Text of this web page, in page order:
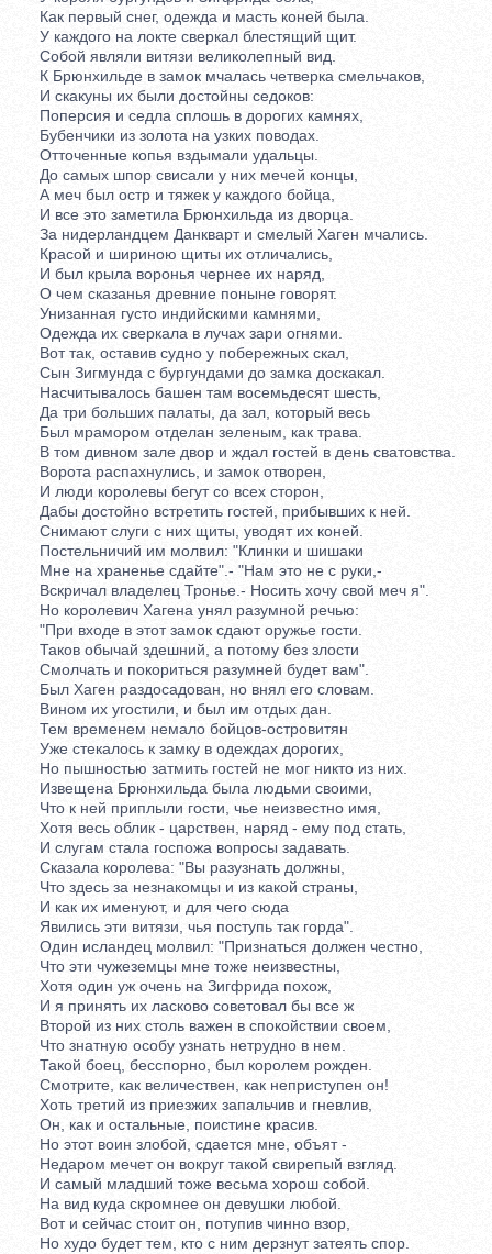
Как первый снег, одежда и масть коней была.
У каждого на локте сверкал блестящий щит.
Собой являли витязи великолепный вид.
К Брюнхильде в замок мчалась четверка смельчаков,
И скакуны их были достойны седоков:
Поперсия и седла сплошь в дорогих камнях,
Бубенчики из золота на узких поводах.
Отточенные копья вздымали удальцы.
До самых шпор свисали у них мечей концы,
А меч был остр и тяжек у каждого бойца,
И все это заметила Брюнхильда из дворца.
За нидерландцем Данкварт и смелый Хаген мчались.
Красой и шириною щиты их отличались,
И был крыла воронья чернее их наряд,
О чем сказанья древние поныне говорят.
Унизанная густо индийскими камнями,
Одежда их сверкала в лучах зари огнями.
Вот так, оставив судно у побережных скал,
Сын Зигмунда с бургундами до замка доскакал.
Насчитывалось башен там восемьдесят шесть,
Да три больших палаты, да зал, который весь
Был мрамором отделан зеленым, как трава.
В том дивном зале двор и ждал гостей в день сватовства.
Ворота распахнулись, и замок отворен,
И люди королевы бегут со всех сторон,
Дабы достойно встретить гостей, прибывших к ней.
Снимают слуги с них щиты, уводят их коней.
Постельничий им молвил: "Клинки и шишаки
Мне на храненье сдайте".- "Нам это не с руки,-
Вскричал владелец Тронье.- Носить хочу свой меч я".
Но королевич Хагена унял разумной речью:
"При входе в этот замок сдают оружье гости.
Таков обычай здешний, а потому без злости
Смолчать и покориться разумней будет вам".
Был Хаген раздосадован, но внял его словам.
Вином их угостили, и был им отдых дан.
Тем временем немало бойцов-островитян
Уже стекалось к замку в одеждах дорогих,
Но пышностью затмить гостей не мог никто из них.
Извещена Брюнхильда была людьми своими,
Что к ней приплыли гости, чье неизвестно имя,
Хотя весь облик - царствен, наряд - ему под стать,
И слугам стала госпожа вопросы задавать.
Сказала королева: "Вы разузнать должны,
Что здесь за незнакомцы и из какой страны,
И как их именуют, и для чего сюда
Явились эти витязи, чья поступь так горда".
Один исландец молвил: "Признаться должен честно,
Что эти чужеземцы мне тоже неизвестны,
Хотя один уж очень на Зигфрида похож,
И я принять их ласково советовал бы все ж
Второй из них столь важен в спокойствии своем,
Что знатную особу узнать нетрудно в нем.
Такой боец, бесспорно, был королем рожден.
Смотрите, как величествен, как неприступен он!
Хоть третий из приезжих запальчив и гневлив,
Он, как и остальные, поистине красив.
Но этот воин злобой, сдается мне, объят -
Недаром мечет он вокруг такой свирепый взгляд.
И самый младший тоже весьма хорош собой.
На вид куда скромнее он девушки любой.
Вот и сейчас стоит он, потупив чинно взор,
Но худо будет тем, кто с ним дерзнут затеять спор.